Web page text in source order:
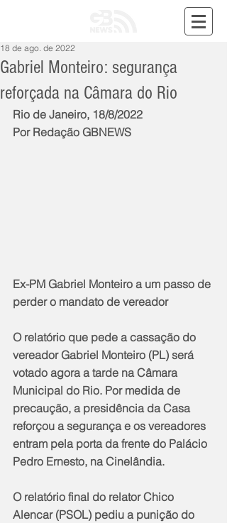
Gabriel Monteiro: segurança
reforçada na Câmara do Rio
18 de ago. de 2022
Rio de Janeiro, 18/8/2022
Por Redação GBNEWS
Ex-PM Gabriel Monteiro a um passo de
perder o mandato de vereador
O relatório que pede a cassação do
vereador Gabriel Monteiro (PL) será
votado agora a tarde na Câmara
Municipal do Rio. Por medida de
precaução, a presidência da Casa
reforçou a segurança e os vereadores
entram pela porta da frente do Palácio
Pedro Ernesto, na Cinelândia.
O relatório final do relator Chico
Alencar (PSOL) pediu a punição do